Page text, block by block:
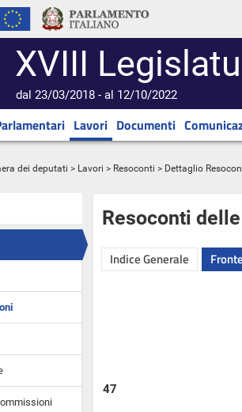
XVIII
dal 23/03/2018 - al 12/10/2022
Lavori Documenti
dei deputati > Lavori > Resoconti > Dettaglio
Resoconti
Indice Generale
47